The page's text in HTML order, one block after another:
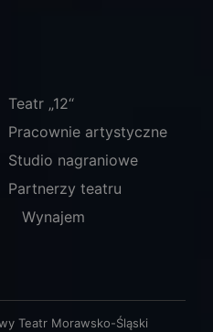
Teatr „12“
Pracownie artystyczne
Studio nagraniowe
Partnerzy teatru
Wynajem
Teatr Morawsko-Śląski